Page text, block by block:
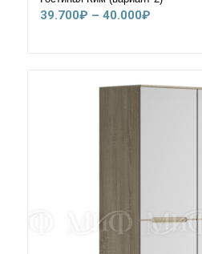
39.700₽ – 40.000₽Диапазон
40.000₽